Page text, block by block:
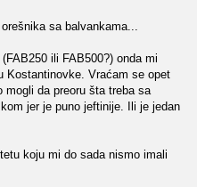
sa balvankama...
ili FAB500?) onda mi
Kostantinovke. Vraćam se opet
mogli da preoru šta treba sa
jer je puno jeftinije. Ili je jedan
koju mi do sada nismo imali